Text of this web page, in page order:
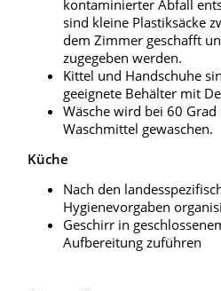
kontaminierter Abfall
sind kleine Plastiksäcke
dem Zimmer geschafft
zugegeben werden.
Kittel und Handschuhe
geeignete Behälter mit
Wäsche wird bei 60
Waschmittel gewaschen.
Küche
Nach den
Hygienevorgaben
Geschirr in
Aufbereitung zuführen